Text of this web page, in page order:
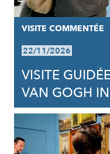
VISITE COMMENTÉE
22/11/2026
VISITE
VAN GOGH